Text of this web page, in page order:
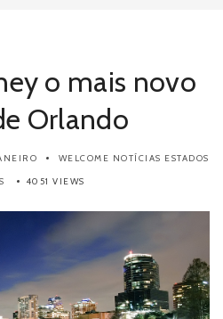
o mais novo
Orlando
WELCOME NOTÍCIAS ESTADOS
4051 VIEWS